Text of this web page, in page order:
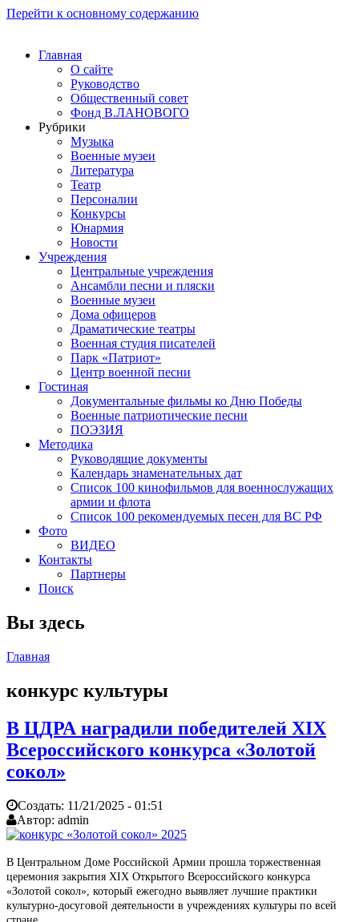
Перейти к основному содержанию
Главная
О сайте
Руководство
Общественный совет
Фонд В.ЛАНОВОГО
Рубрики
Музыка
Военные музеи
Литература
Театр
Персоналии
Конкурсы
Юнармия
Новости
Учреждения
Центральные учреждения
Ансамбли песни и пляски
Военные музеи
Дома офицеров
Драматические театры
Военная студия писателей
Парк «Патриот»
Центр военной песни
Гостиная
Документальные фильмы ко Дню Победы
Военные патриотические песни
ПОЭЗИЯ
Методика
Руководящие документы
Календарь знаменательных дат
Список 100 кинофильмов для военнослужащих
армии и флота
Список 100 рекомендуемых песен для ВС РФ
Фото
ВИДЕО
Контакты
Партнеры
Поиск
Вы здесь
Главная
конкурс культуры
В ЦДРА наградили победителей XIX
Всероссийского конкурса «Золотой
сокол»
Создать: 11/21/2025 - 01:51
Автор: admin
В Центральном Доме Российской Армии прошла торжественная
церемония закрытия XIX Открытого Всероссийского конкурса
«Золотой сокол», который ежегодно выявляет лучшие практики
культурно-досуговой деятельности в учреждениях культуры по всей